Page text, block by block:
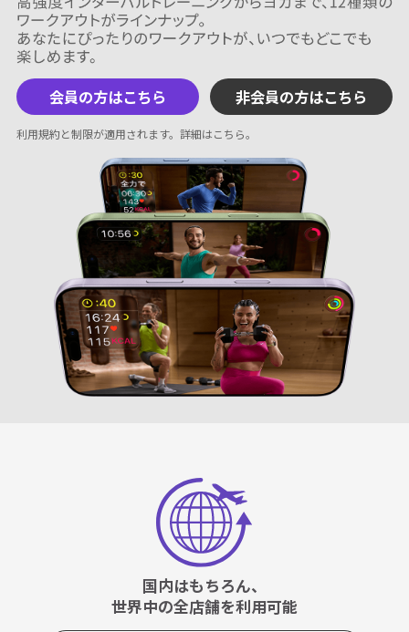
会員の方はこちら 非会員の方はこちら
利用規約と制限が適用されます。 詳細はこちら。
国内はもちろん、
世界中の全店舗を利用可能